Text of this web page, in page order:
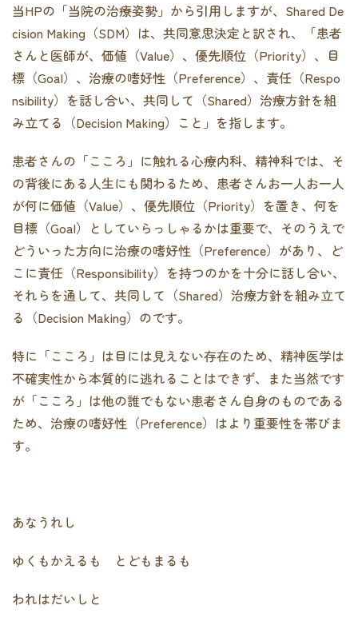
当HPの「当院の治療姿勢」から引用しますが、Shared De
cision Making（SDM）は、共同意思決定と訳され、「患者
さんと医師が、価値（Value）、優先順位（Priority）、目
標（Goal）、治療の嗜好性（Preference）、責任（Respo
nsibility）を話し合い、共同して（Shared）治療方針を組
み立てる（Decision Making）こと」を指します。
患者さんの「こころ」に触れる心療内科、精神科では、そ
の背後にある人生にも関わるため、患者さんお一人お一人
が何に価値（Value）、優先順位（Priority）を置き、何を
目標（Goal）としていらっしゃるかは重要で、そのうえで
どういった方向に治療の嗜好性（Preference）があり、ど
こに責任（Responsibility）を持つのかを十分に話し合い、
それらを通して、共同して（Shared）治療方針を組み立て
る（Decision Making）のです。
特に「こころ」は目には見えない存在のため、精神医学は
不確実性から本質的に逃れることはできず、また当然です
が「こころ」は他の誰でもない患者さん自身のものである
ため、治療の嗜好性（Preference）はより重要性を帯びま
す。
あなうれし
ゆくもかえるも とどもまるも
われはだいしと